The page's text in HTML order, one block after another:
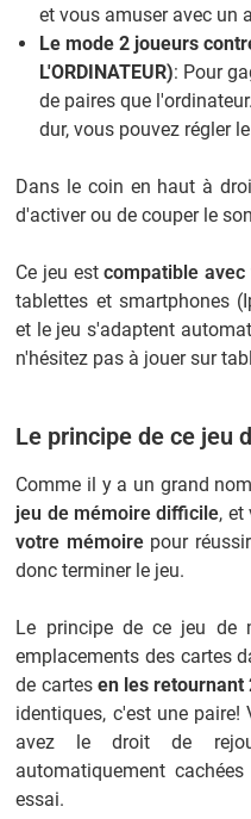
et vous amuser avec un
Le mode 2 joueurs
L'ORDINATEUR): Pour
de paires que
dur, vous pouvez régler
Dans le coin en haut à
d'activer ou de couper le
Ce jeu estcompatible
tablettes et smartphones
et le jeu s'adaptent
n'hésitez pas à jouer sur
Le principe de ce jeu
Comme il y a un grand
jeu de mémoire difficile, et
votre mémoirepour
donc terminer le jeu.
Le principe de ce jeu de
emplacements des cartes
de cartes en les retournant
identiques, c'est une
avez le droit de
automatiquement
essai.